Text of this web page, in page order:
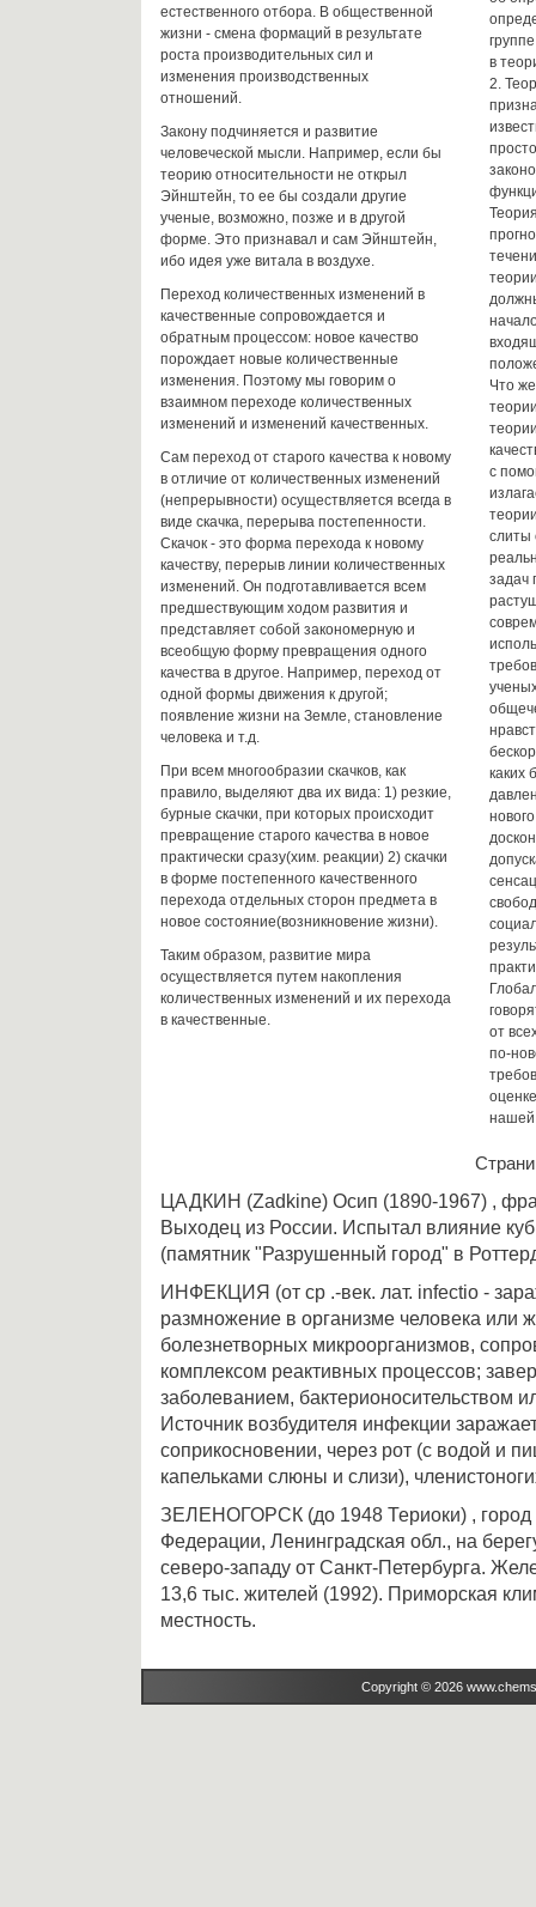
естественного отбора. В общественной
жизни - смена формаций в результате
роста производительных сил и
изменения производственных
отношений.
Закону подчиняется и развитие
человеческой мысли. Например, если бы
теорию относительности не открыл
Эйнштейн, то ее бы создали другие
ученые, возможно, позже и в другой
форме. Это признавал и сам Эйнштейн,
ибо идея уже витала в воздухе.
Переход количественных изменений в
качественные сопровождается и
обратным процессом: новое качество
порождает новые количественные
изменения. Поэтому мы говорим о
взаимном переходе количественных
изменений и изменений качественных.
Сам переход от старого качества к новому
в отличие от количественных изменений
(непрерывности) осуществляется всегда в
виде скачка, перерыва постепенности.
Скачок - это форма перехода к новому
качеству, перерыв линии количественных
изменений. Он подготавливается всем
предшествующим ходом развития и
представляет собой закономерную и
всеобщую форму превращения одного
качества в другое. Например, переход от
одной формы движения к другой;
появление жизни на Земле, становление
человека и т.д.
При всем многообразии скачков, как
правило, выделяют два их вида: 1) резкие,
бурные скачки, при которых происходит
превращение старого качества в новое
практически сразу(хим. реакции) 2) скачки
в форме постепенного качественного
перехода отдельных сторон предмета в
новое состояние(возникновение жизни).
Таким образом, развитие мира
осуществляется путем накопления
количественных изменений и их перехода
в качественные.
в
2.
Что
с
слиты
задач
каких
от
по-
нашей
ЦАДКИН (Zadkine) Осип (1890-1967) ,
Выходец из России. Испытал влияние
(памятник "Разрушенный город" в
ИНФЕКЦИЯ (от ср .-век. лат. infectio -
размножение в организме человека или
болезнетворных микроорганизмов,
комплексом реактивных процессов;
заболеванием, бактерионосительством
Источник возбудителя инфекции
соприкосновении, через рот (с водой и
капельками слюны и слизи),
ЗЕЛЕНОГОРСК (до 1948 Териоки) , город
Федерации, Ленинградская обл., на
северо-западу от Санкт-Петербурга.
13,6 тыс. жителей (1992). Приморская
местность.
Copyright © 2026